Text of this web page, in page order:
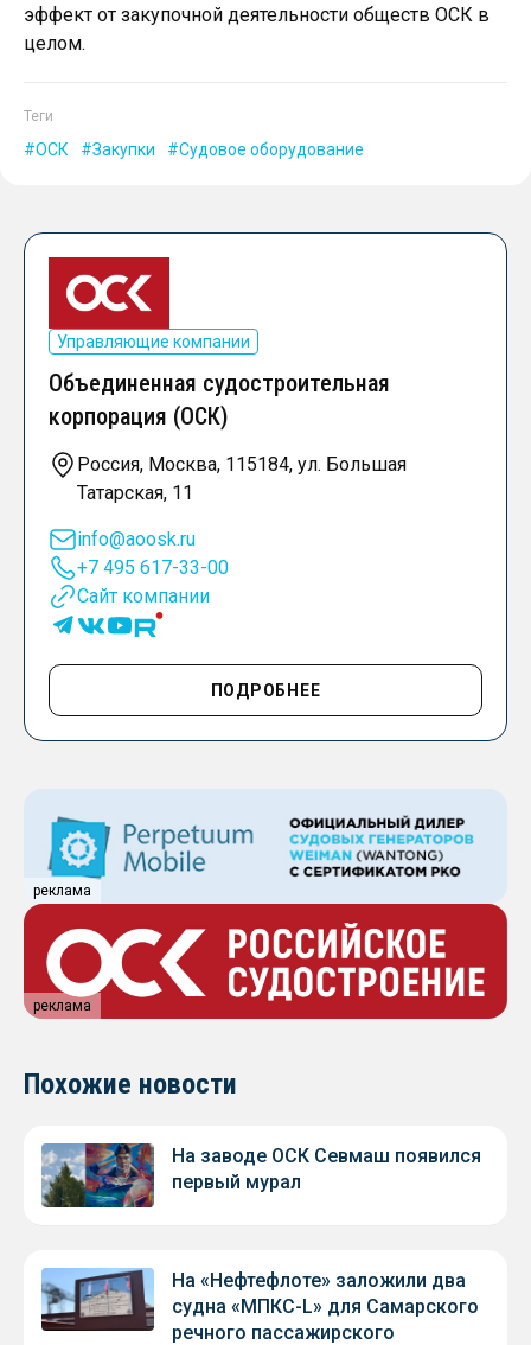
эффект от закупочной деятельности обществ ОСК в
целом.
Теги
ОСК Закупки Судовое оборудование
Управляющие компании
Объединенная судостроительная
корпорация (ОСК)
Россия, Москва, 115184, ул. Большая
Татарская, 11
info@aoosk.ru
+7 495 617-33-00
Сайт компании
ПОДРОБНЕЕ
реклама
реклама
Похожие новости
На заводе ОСК Севмаш появился
первый мурал
На «Нефтефлоте» заложили два
судна «МПКС-L» для Самарского
речного пассажирского